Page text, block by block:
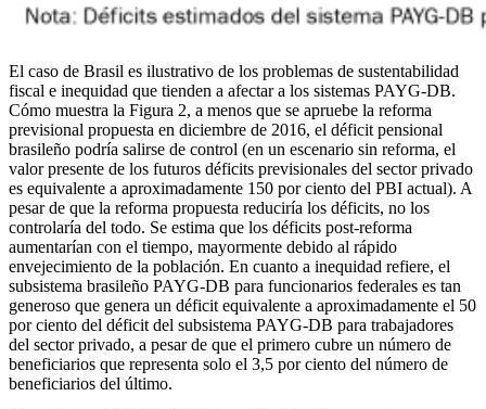
El caso de Brasil es ilustrativo de los problemas de sustentabilidad
fiscal e inequidad que tienden a afectar a los sistemas PAYG-DB.
Cómo muestra la Figura 2, a menos que se apruebe la reforma
previsional propuesta en diciembre de 2016, el déficit pensional
brasileño podría salirse de control (en un escenario sin reforma, el
valor presente de los futuros déficits previsionales del sector privado
es equivalente a aproximadamente 150 por ciento del PBI actual). A
pesar de que la reforma propuesta reduciría los déficits, no los
controlaría del todo. Se estima que los déficits post-reforma
aumentarían con el tiempo, mayormente debido al rápido
envejecimiento de la población. En cuanto a inequidad refiere, el
subsistema brasileño PAYG-DB para funcionarios federales es tan
generoso que genera un déficit equivalente a aproximadamente el 50
por ciento del déficit del subsistema PAYG-DB para trabajadores
del sector privado, a pesar de que el primero cubre un número de
beneficiarios que representa solo el 3,5 por ciento del número de
beneficiarios del último.